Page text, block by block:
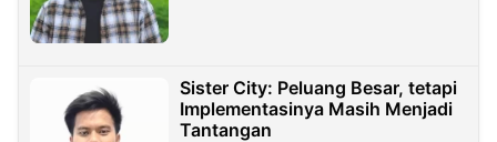
Sister City: Peluang Besar, tetapi
Implementasinya Masih Menjadi
Tantangan